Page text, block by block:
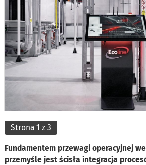
Strona 1 z 3
Fundamentem przewagi operacyjnej
przemyśle jest ścisła integracja